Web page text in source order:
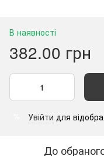
В наявності
382.00 грн
Увійти для
До